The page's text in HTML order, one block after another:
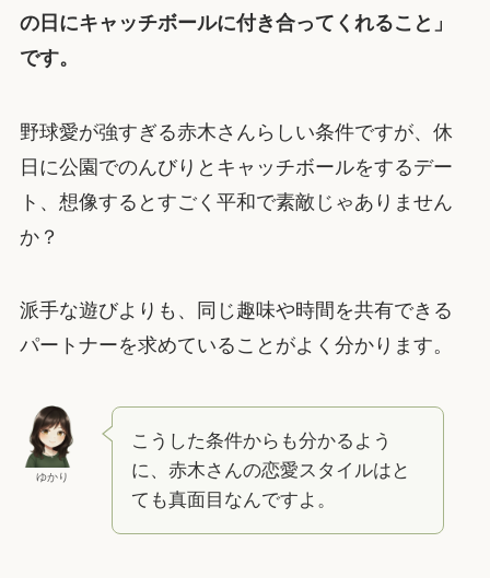
の日にキャッチボールに付き合ってくれること」
です。
野球愛が強すぎる赤木さんらしい条件ですが、休
日に公園でのんびりとキャッチボールをするデー
ト、想像するとすごく平和で素敵じゃありません
か？
派手な遊びよりも、同じ趣味や時間を共有できる
パートナーを求めていることがよく分かります。
ゆかり
こうした条件からも分かるよう
に、赤木さんの恋愛スタイルはと
ても真面目なんですよ。